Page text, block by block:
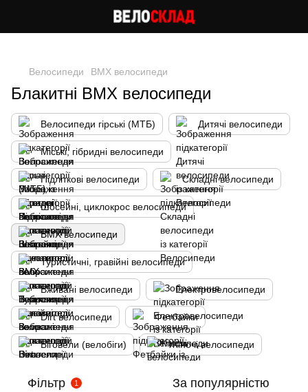
Велосипеди BMX велосипеди
Блакитні BMX велосипеди
Велосипеди гірські (МТБ) Дитячі велосипеди
Міські, гібридні велосипеди
Підліткові велосипеди Складні велосипеди
Шосейні, циклокрос велосипеди
BMX велосипеди
Туристичні, гравійні велосипеди
Вживані велосипеди Електровелосипеди
Dirt велосипеди Фетбайки
Біговели (велобіги) Жіночі велосипеди
Фільтр 1 За популярністю